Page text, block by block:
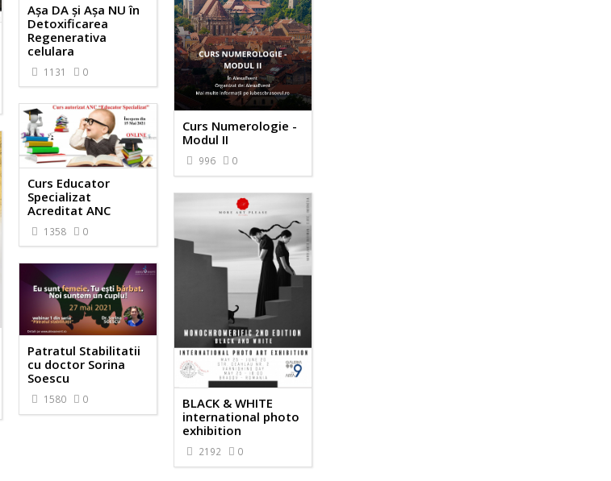
Așa DA și Așa NU în
Detoxificarea
Regenerativa
celulara
1131 0
Curs Numerologie -
Modul II
996 0
Curs Educator
Specializat
Acreditat ANC
1358 0
BLACK & WHITE
international photo
exhibition
2192 0
Patratul Stabilitatii
cu doctor Sorina
Soescu
1580 0